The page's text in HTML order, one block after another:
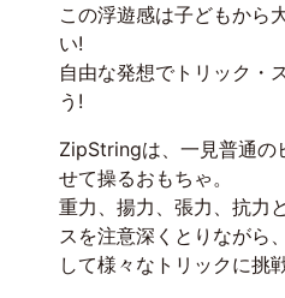
この浮遊感は子どもから
い!
自由な発想でトリック・
う!
ZipStringは、一見普通の
せて操るおもちゃ。
重力、揚力、張力、抗力
スを注意深くとりながら
して様々なトリックに挑